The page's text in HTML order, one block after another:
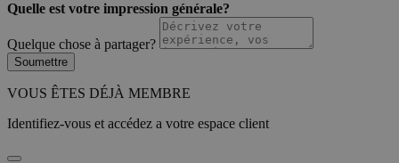
Quelle est votre impression générale?
Quelque chose à partager?
Soumettre
VOUS ÊTES DÉJÀ MEMBRE
Identifiez-vous et accédez a votre espace client